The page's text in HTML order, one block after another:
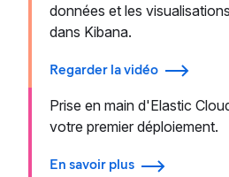
données et les
dans Kibana.
Regarder la vidéo
Prise en main d'Elastic
votre premier déploiement.
En savoir plus